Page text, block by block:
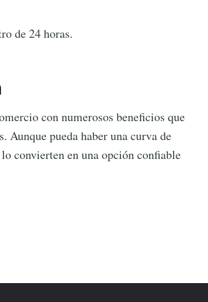
de 24 horas.
con numerosos beneficios que
Aunque pueda haber una curva de
convierten en una opción confiable